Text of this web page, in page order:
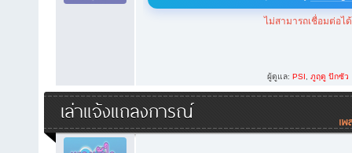
ผู้ดูแล: PSI, ภูฤดู ปักซัว
เล่าแจ้งแถลงการณ์